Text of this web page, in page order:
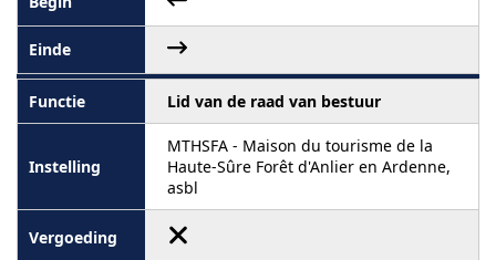
Lid van de raad van bestuur
MTHSFA - Maison du tourisme de la
Haute-Sûre Forêt d'Anlier en Ardenne,
asbl